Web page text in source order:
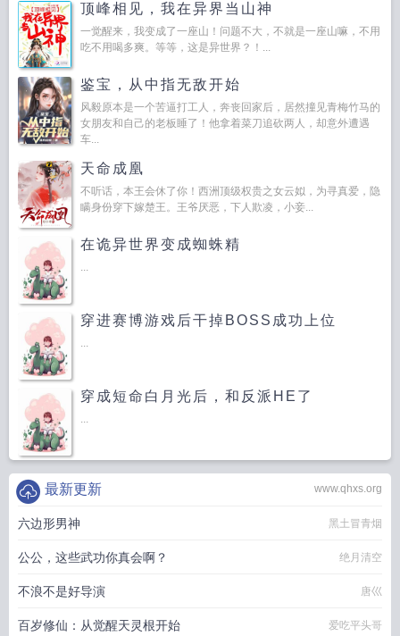
顶峰相见，我在异界当山神
一觉醒来，我变成了一座山！问题不大，不就是一座山嘛，不用
吃不用喝多爽。等等，这是异世界？！...
鉴宝，从中指无敌开始
风毅原本是一个苦逼打工人，奔丧回家后，居然撞见青梅竹马的
女朋友和自己的老板睡了！他拿着菜刀追砍两人，却意外遭遇
车...
天命成凰
不听话，本王会休了你！西洲顶级权贵之女云姒，为寻真爱，隐
瞒身份穿下嫁楚王。王爷厌恶，下人欺凌，小妾...
在诡异世界变成蜘蛛精
...
穿进赛博游戏后干掉BOSS成功上位
...
穿成短命白月光后，和反派HE了
...
www.qhxs.org
最新更新
六边形男神 黑土冒青烟
公公，这些武功你真会啊？ 绝月清空
不浪不是好导演 唐巛
百岁修仙：从觉醒天灵根开始 爱吃平头哥